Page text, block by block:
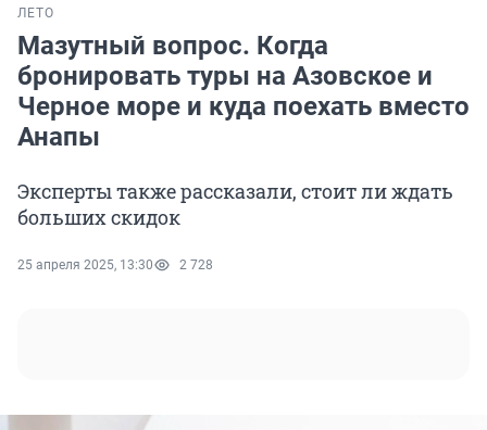
ЛЕТО
Мазутный вопрос. Когда
бронировать туры на Азовское и
Черное море и куда поехать вместо
Анапы
Эксперты также рассказали, стоит ли ждать
больших скидок
25 апреля 2025, 13:30 2 728